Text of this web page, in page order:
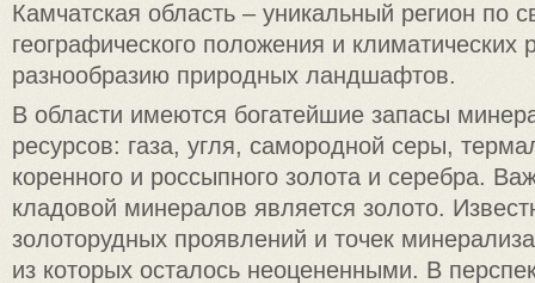
Камчатская область – уникальный регион по
географического положения и климатических
разнообразию природных ландшафтов.
В области имеются богатейшие запасы
ресурсов: газа, угля, самородной серы,
коренного и россыпного золота и серебра.
кладовой минералов является золото.
золоторудных проявлений и точек
из которых осталось неоцененными. В